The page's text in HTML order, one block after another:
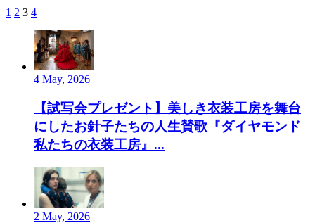
1 2 3 4
4 May, 2026
【試写会プレゼント】美しき衣装工房を舞台
にしたお針子たちの人生賛歌『ダイヤモンド
私たちの衣装工房』...
2 May, 2026